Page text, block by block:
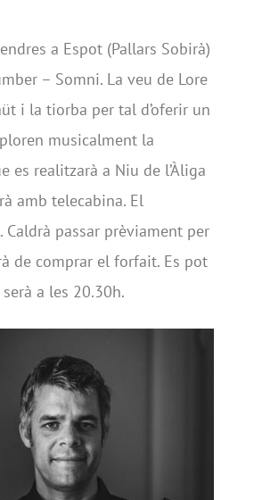
a Espot (Pallars Sobirà)
– Somni. La veu de Lore
i la tiorba per tal d’oferir un
musicalment la
es realitzarà a Niu de l’Àliga
amb telecabina. El
Caldrà passar prèviament per
de comprar el forfait. Es pot
a les 20.30h.